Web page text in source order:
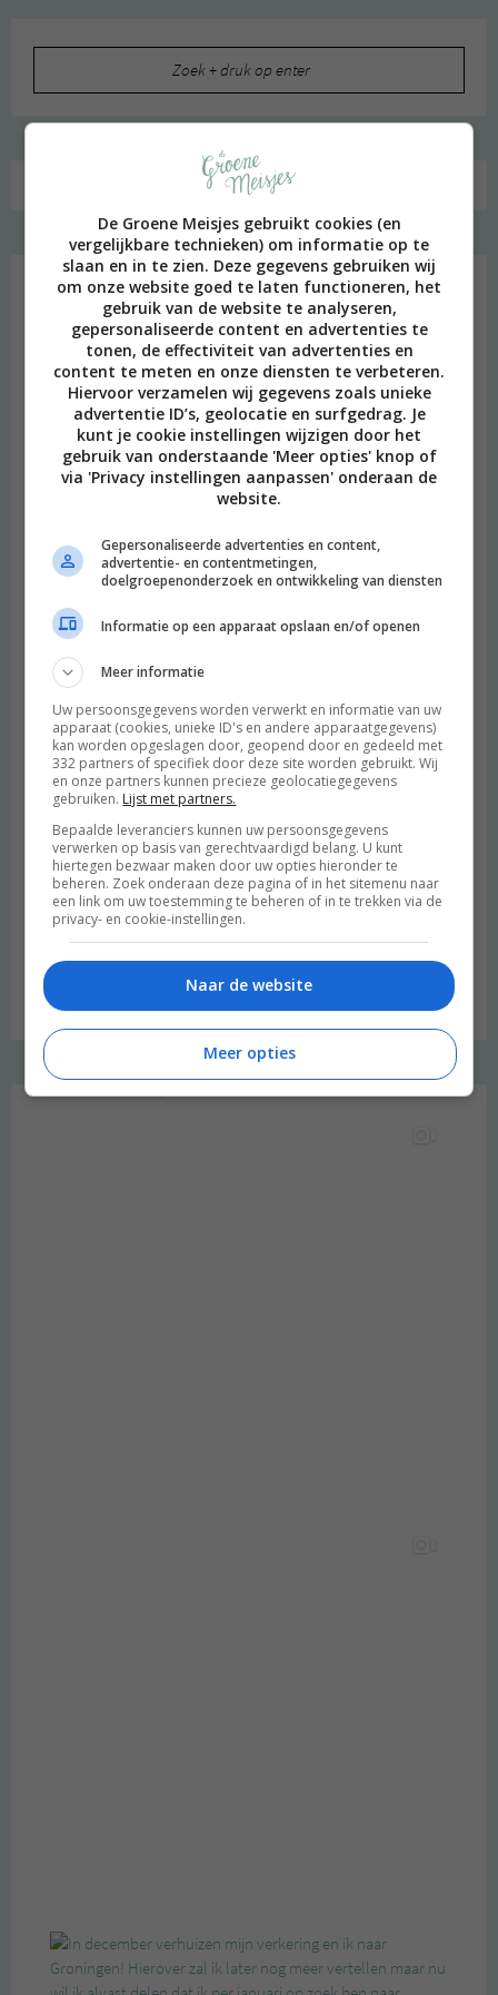
Favoriet
Budget recept: Linzensoep met kokosmelk
Instagram Merel
De Groene Meisjes gebruikt cookies (en
vergelijkbare technieken) om informatie op te
slaan en in te zien. Deze gegevens gebruiken wij
om onze website goed te laten functioneren, het
gebruik van de website te analyseren,
gepersonaliseerde content en advertenties te
tonen, de effectiviteit van advertenties en
content te meten en onze diensten te verbeteren.
Hiervoor verzamelen wij gegevens zoals unieke
advertentie ID’s, geolocatie en surfgedrag. Je
kunt je cookie instellingen wijzigen door het
gebruik van onderstaande 'Meer opties' knop of
via 'Privacy instellingen aanpassen' onderaan de
website.
Gepersonaliseerde advertenties en content,
advertentie- en contentmetingen,
doelgroepenonderzoek en ontwikkeling van diensten
Informatie op een apparaat opslaan en/of openen
Meer informatie
Uw persoonsgegevens worden verwerkt en informatie van uw
apparaat (cookies, unieke ID's en andere apparaatgegevens)
kan worden opgeslagen door, geopend door en gedeeld met
332 partners of specifiek door deze site worden gebruikt. Wij
en onze partners kunnen precieze geolocatiegegevens
gebruiken. Lijst met partners.
Bepaalde leveranciers kunnen uw persoonsgegevens
verwerken op basis van gerechtvaardigd belang. U kunt
hiertegen bezwaar maken door uw opties hieronder te
beheren. Zoek onderaan deze pagina of in het sitemenu naar
een link om uw toestemming te beheren of in te trekken via de
privacy- en cookie-instellingen.
Naar de website
Meer opties